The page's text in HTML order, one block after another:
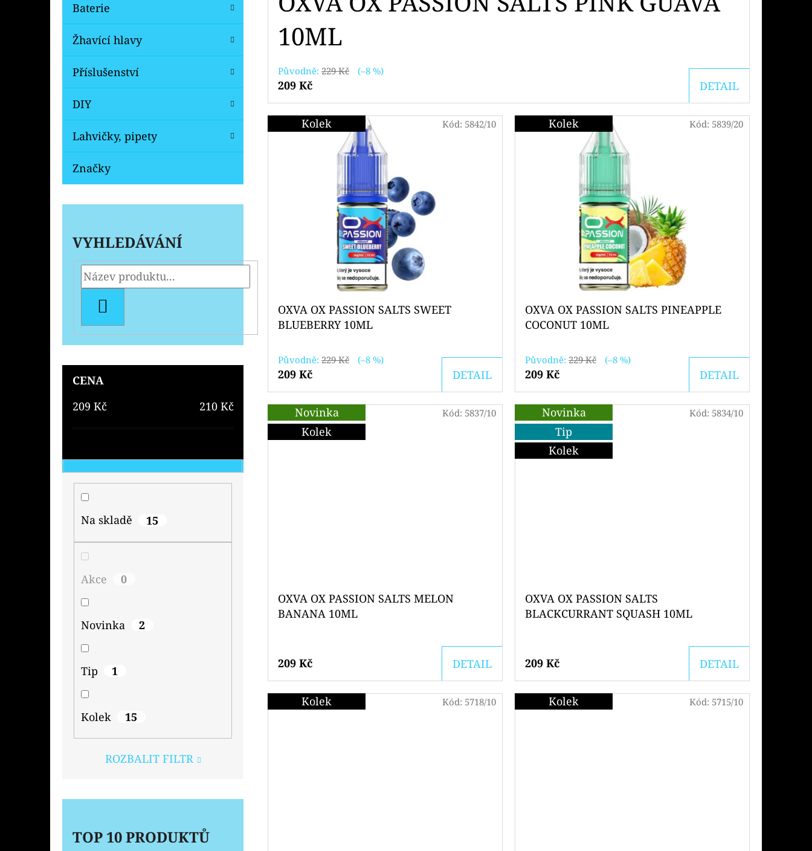
Baterie
Žhavící hlavy
Příslušenství
DIY
Lahvičky, pipety
Značky
VYHLEDÁVÁNÍ
CENA
209 Kč 210Kč
Na skladě 15
Akce 0
Novinka 2
Tip 1
Kolek 15
ROZBALIT FILTR
TOP 10 PRODUKTŮ
10ML
Původně: 229 Kč (–8 %)
209 Kč DETAIL
Kolek
OXVA OX PASSION SALTS SWEET
BLUEBERRY 10ML
Původně: 229 Kč (–8 %)
209 Kč DETAIL
Kód: 5842/10 Kolek
OXVA OX PASSION SALTS PINEAPPLE
COCONUT 10ML
Původně: 229 Kč (–8 %)
209 Kč DETAIL
Kód: 5839/20
Novinka
Kolek
OXVA OX PASSION SALTS MELON
BANANA 10ML
209 Kč DETAIL
Kód: 5837/10
Novinka
Tip
Kolek
OXVA OX PASSION SALTS
BLACKCURRANT SQUASH 10ML
209 Kč DETAIL
Kód: 5834/10
Kolek Kód: 5718/10 Kolek Kód: 5715/10